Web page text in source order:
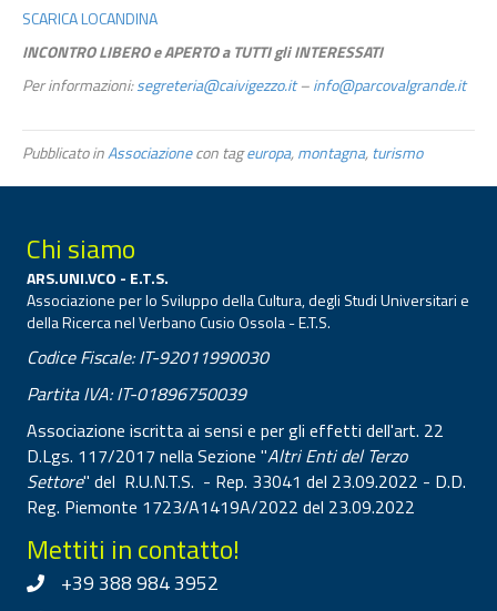
SCARICA LOCANDINA
INCONTRO LIBERO e APERTO a TUTTI gli INTERESSATI
Per informazioni:segreteria@caivigezzo.it –info@parcovalgrande.it
Pubblicato inAssociazionecon tageuropa,montagna,turismo
Chi siamo
ARS.UNI.VCO - E.T.S.
Associazione per lo Sviluppo della Cultura, degli Studi Universitari e
della Ricerca nel Verbano Cusio Ossola - E.T.S.
Codice Fiscale: IT-92011990030
Partita IVA: IT-01896750039
Associazione iscritta ai sensi e per gli effetti dell'art. 22
D.Lgs. 117/2017 nella Sezione "Altri Enti del Terzo
Settore" del R.U.N.T.S. - Rep. 33041 del 23.09.2022 - D.D.
Reg. Piemonte 1723/A1419A/2022 del 23.09.2022
Mettiti in contatto!
+39 388 984 3952